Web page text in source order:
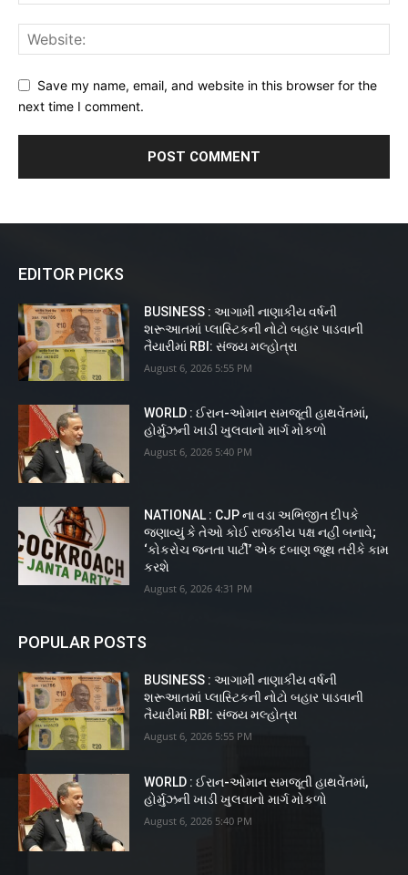
Save my name, email, and website in this browser for the
next time I comment.
EDITOR PICKS
BUSINESS : આગામી નાણાકીય વર્ષની
શરૂઆતમાં પ્લાસ્ટિકની નોટો બહાર પાડવાની
તૈયારીમાં RBI: સંજય મલ્હોત્રા
August 6, 2026 5:55 PM
WORLD : ઈરાન-ઓમાન સમજૂતી હાથવેંતમાં,
હોર્મુઝની ખાડી ખુલવાનો માર્ગ મોકળો
August 6, 2026 5:40 PM
NATIONAL : CJP ના વડા અભિજીત દીપકે
જણાવ્યું કે તેઓ કોઈ રાજકીય પક્ષ નહીં બનાવે;
‘કોકરોચ જનતા પાર્ટી’ એક દબાણ જૂથ તરીકે કામ
કરશે
August 6, 2026 4:31 PM
POPULAR POSTS
BUSINESS : આગામી નાણાકીય વર્ષની
શરૂઆતમાં પ્લાસ્ટિકની નોટો બહાર પાડવાની
તૈયારીમાં RBI: સંજય મલ્હોત્રા
August 6, 2026 5:55 PM
WORLD : ઈરાન-ઓમાન સમજૂતી હાથવેંતમાં,
હોર્મુઝની ખાડી ખુલવાનો માર્ગ મોકળો
August 6, 2026 5:40 PM